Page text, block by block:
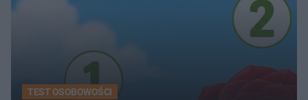
TEST OSOBOWOŚCI